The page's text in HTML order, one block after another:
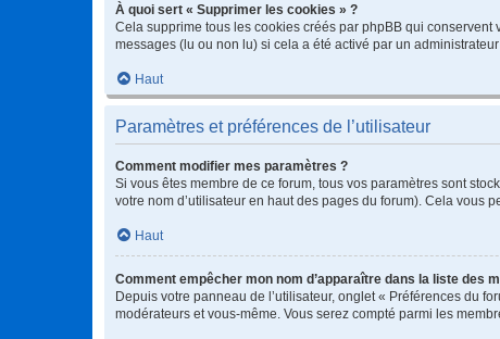
À quoi sert « Supprimer les cookies » ?
Cela supprime tous les cookies créés par phpBB qui
messages (lu ou non lu) si cela a été activé par un
Haut
Paramètres et préférences de l’utilisateur
Comment modifier mes paramètres ?
Si vous êtes membre de ce forum, tous vos paramètres sont
votre nom d’utilisateur en haut des pages du forum). Cela vous
Haut
Comment empêcher mon nom d’apparaître dans la liste des
Depuis votre panneau de l’utilisateur, onglet « Préférences du
modérateurs et vous-même. Vous serez compté parmi les